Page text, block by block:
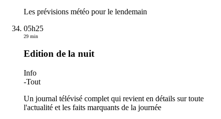
Les prévisions météo pour le lendemain
05h25
29 min
Edition de la nuit
Info
-Tout
Un journal télévisé complet qui revient en détails sur toute
l'actualité et les faits marquants de la journée